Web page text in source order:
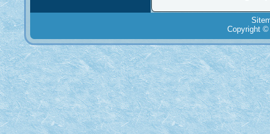
Copyright ©